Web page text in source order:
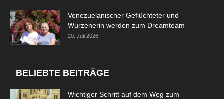
Venezuelanischer Geflüchteter und
Wurzenerin werden zum Dreamteam
20. Juli 2026
BELIEBTE BEITRÄGE
Wichtiger Schritt auf dem Weg zum